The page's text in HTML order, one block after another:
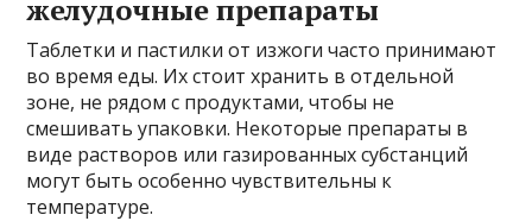
желудочные препараты
Таблетки и пастилки от изжоги часто принимают
во время еды. Их стоит хранить в отдельной
зоне, не рядом с продуктами, чтобы не
смешивать упаковки. Некоторые препараты в
виде растворов или газированных субстанций
могут быть особенно чувствительны к
температуре.